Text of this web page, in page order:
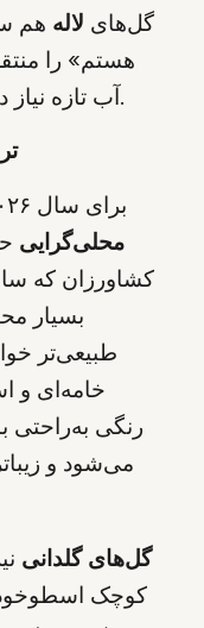
گل‌های لاله هم
هستم» را
آب تازه نیاز دارند و تا یک هفته سرپا می‌مانند.
برای سال ۲۰۲۶، دنیای گل به سمت
محلی‌گرایی
کشاورزان که
بسیار
طبیعی‌تر
خامه‌ای و
رنگی به‌راحتی
می‌شود و
گل‌های گلدانی
کوچک